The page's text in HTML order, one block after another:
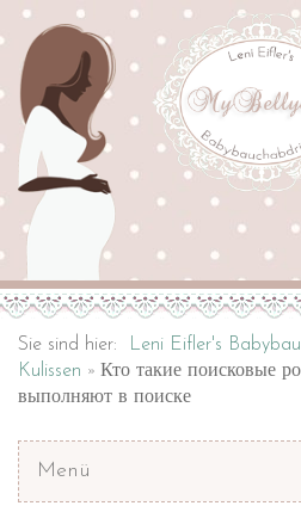
Sie sind hier: Leni Eifler's
Kulissen
Кто такие поисковые
выполняют в поиске
Menü